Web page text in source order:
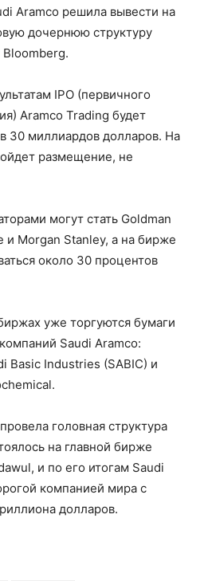
Aramco решила вывести на
дочернюю структуру
Bloomberg.
IPO (первичного
Aramco Trading будет
30 миллиардов долларов. На
размещение, не
могут стать Goldman
и Morgan Stanley, а на бирже
около 30 процентов
уже торгуются бумаги
Saudi Aramco:
Basic Industries (SABIC) и
головная структура
на главной бирже
и по его итогам Saudi
компанией мира с
долларов.